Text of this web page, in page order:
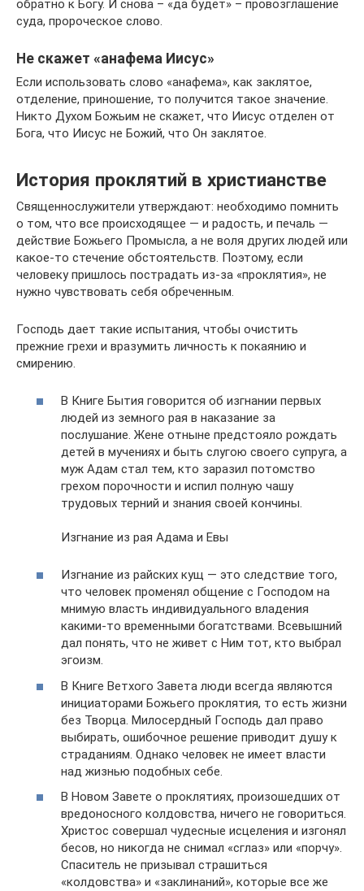
обратно к Богу. И снова – «да будет» – провозглашение
суда, пророческое слово.
Не скажет «анафема Иисус»
Если использовать слово «анафема», как заклятое,
отделение, приношение, то получится такое значение.
Никто Духом Божьим не скажет, что Иисус отделен от
Бога, что Иисус не Божий, что Он заклятое.
История проклятий в христианстве
Священнослужители утверждают: необходимо помнить
о том, что все происходящее — и радость, и печаль —
действие Божьего Промысла, а не воля других людей или
какое-то стечение обстоятельств. Поэтому, если
человеку пришлось пострадать из-за «проклятия», не
нужно чувствовать себя обреченным.
Господь дает такие испытания, чтобы очистить
прежние грехи и вразумить личность к покаянию и
смирению.
В Книге Бытия говорится об изгнании первых
людей из земного рая в наказание за
послушание. Жене отныне предстояло рождать
детей в мучениях и быть слугою своего супруга, а
муж Адам стал тем, кто заразил потомство
грехом порочности и испил полную чашу
трудовых терний и знания своей кончины.
Изгнание из рая Адама и Евы
Изгнание из райских кущ — это следствие того,
что человек променял общение с Господом на
мнимую власть индивидуального владения
какими-то временными богатствами. Всевышний
дал понять, что не живет с Ним тот, кто выбрал
эгоизм.
В Книге Ветхого Завета люди всегда являются
инициаторами Божьего проклятия, то есть жизни
без Творца. Милосердный Господь дал право
выбирать, ошибочное решение приводит душу к
страданиям. Однако человек не имеет власти
над жизнью подобных себе.
В Новом Завете о проклятиях, произошедших от
вредоносного колдовства, ничего не говориться.
Христос совершал чудесные исцеления и изгонял
бесов, но никогда не снимал «сглаз» или «порчу».
Спаситель не призывал страшиться
«колдовства» и «заклинаний», которые все же